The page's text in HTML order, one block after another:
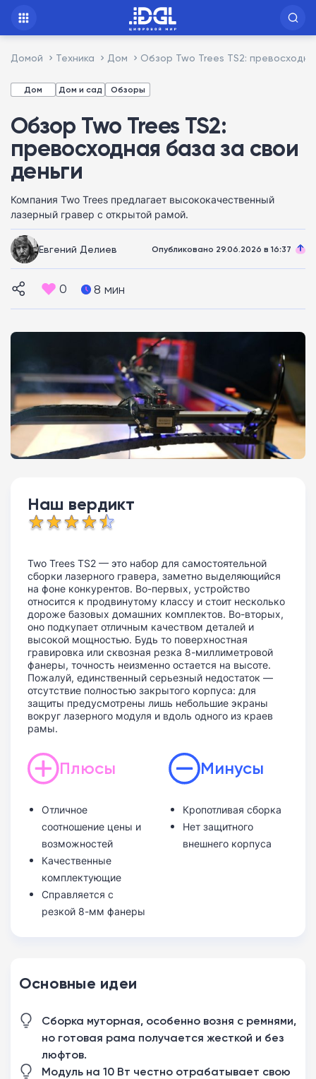
Домой Техника Дом Обзор Two Trees TS2:
Дом Дом и сад Обзоры
Обзор Two Trees TS2:
превосходная база за свои
деньги
Компания Two Trees предлагает высококачественный
лазерный гравер с открытой рамой.
Евгений Делиев Опубликовано 29.06.2026 в 16:37
0 8 мин
Наш вердикт
Two Trees TS2 — это набор для самостоятельной
сборки лазерного гравера, заметно выделяющийся
на фоне конкурентов. Во-первых, устройство
относится к продвинутому классу и стоит несколько
дороже базовых домашних комплектов. Во-вторых,
оно подкупает отличным качеством деталей и
высокой мощностью. Будь то поверхностная
гравировка или сквозная резка 8-миллиметровой
фанеры, точность неизменно остается на высоте.
Пожалуй, единственный серьезный недостаток —
отсутствие полностью закрытого корпуса: для
защиты предусмотрены лишь небольшие экраны
вокруг лазерного модуля и вдоль одного из краев
рамы.
Плюсы
Отличное
соотношение цены и
возможностей
Качественные
комплектующие
Справляется с
резкой 8-мм фанеры
Минусы
Кропотливая сборка
Нет защитного
внешнего корпуса
Основные идеи
Сборка муторная, особенно возня с ремнями,
но готовая рама получается жесткой и без
люфтов.
Модуль на 10 Вт честно отрабатывает свою